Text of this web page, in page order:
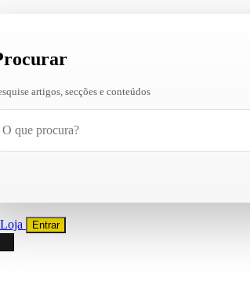
artigos, secções e conteúdos
Loja Entrar